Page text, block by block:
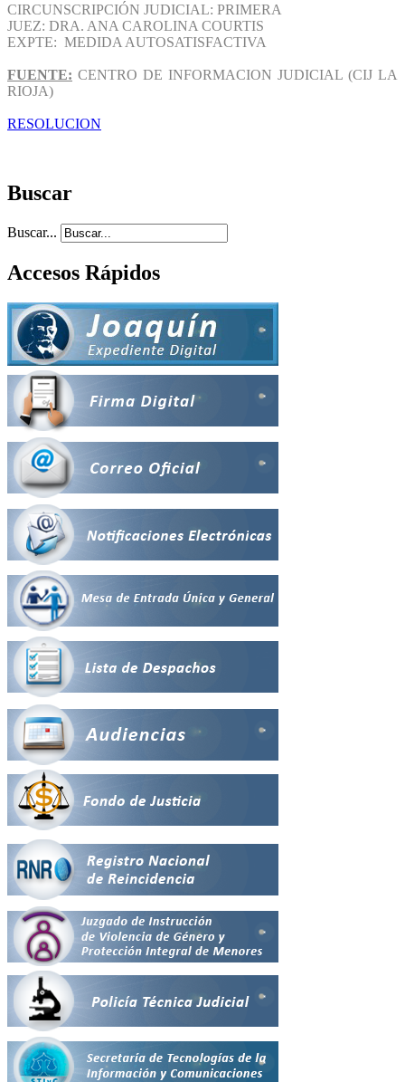
CIRCUNSCRIPCIÓN JUDICIAL: PRIMERA
JUEZ: DRA. ANA CAROLINA COURTIS
EXPTE: MEDIDA AUTOSATISFACTIVA
FUENTE: CENTRO DE INFORMACION JUDICIAL (CIJ LA
RIOJA)
RESOLUCION
Buscar
Buscar...
Accesos Rápidos